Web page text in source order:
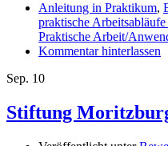
Anleitung in Praktikum,
praktische
Praktische Arbeit/
Kommentar hinterlassen
Sep. 10
Stiftung